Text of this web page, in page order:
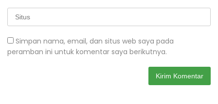
Simpan nama, email, dan situs web saya pada
peramban ini untuk komentar saya berikutnya.